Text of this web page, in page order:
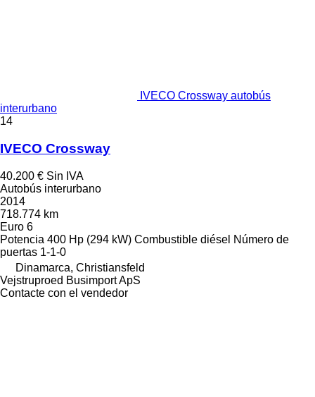
IVECO Crossway autobús
interurbano
14
IVECO Crossway
40.200 € Sin IVA
Autobús interurbano
2014
718.774 km
Euro 6
Potencia 400 Hp (294 kW) Combustible diésel Número de
puertas 1-1-0
Dinamarca, Christiansfeld
Vejstruproed Busimport ApS
Contacte con el vendedor